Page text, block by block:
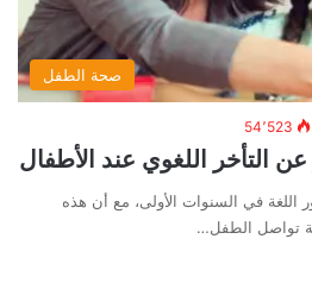
صحة الطفل
54٬523
التأخر اللغوي عند الأطفال
اللغة في السنوات الأولى، مع أن هذه
تواصل الطفل…